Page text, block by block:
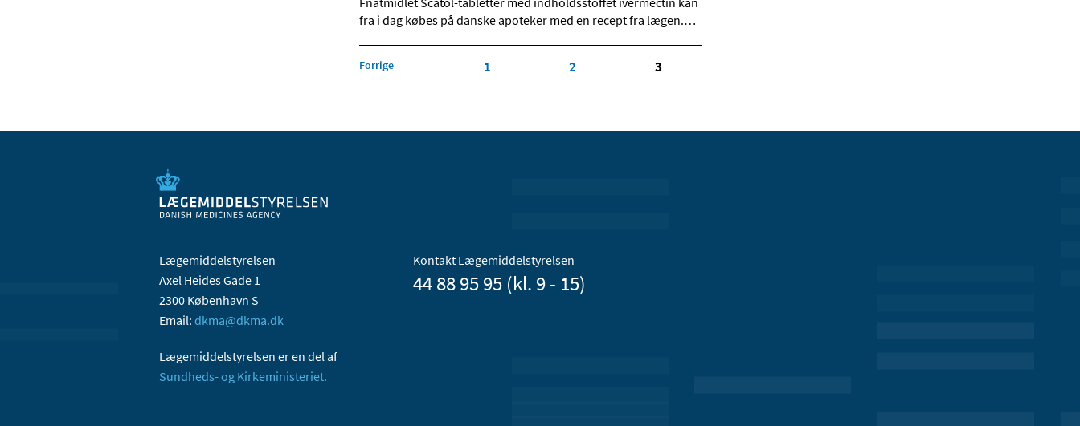
fra i dag købes på danske apoteker med en recept fra lægen.…
Forrige 1 2 3
Lægemiddelstyrelsen
Axel Heides Gade 1
2300 København S
Email: dkma@dkma.dk
Lægemiddelstyrelsen er en del af
Sundheds- og Kirkeministeriet.
Kontakt Lægemiddelstyrelsen
44 88 95 95 (kl. 9 - 15)